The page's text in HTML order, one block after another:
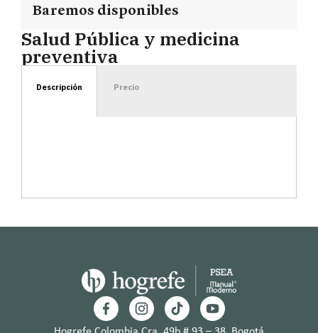
Baremos disponibles
Salud Pública y medicina
preventiva
Descripción Precio